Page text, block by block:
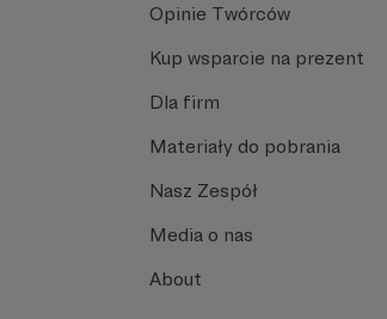
Opinie Twórców
Kup wsparcie na prezent
Dla firm
Materiały do pobrania
Nasz Zespół
Media o nas
About